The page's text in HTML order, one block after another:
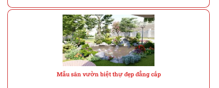
Mẫu sân vườn biệt thự đẹp đẳng cấp